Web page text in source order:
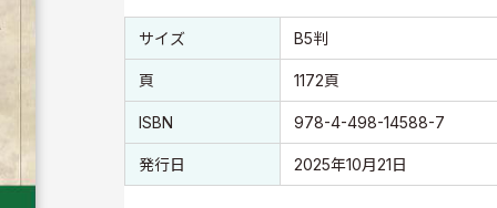
書誌情報
書誌情報
サイズ B5判
頁 1172頁
ISBN 978-4-498-14588-7
発行日 2025年10月21日